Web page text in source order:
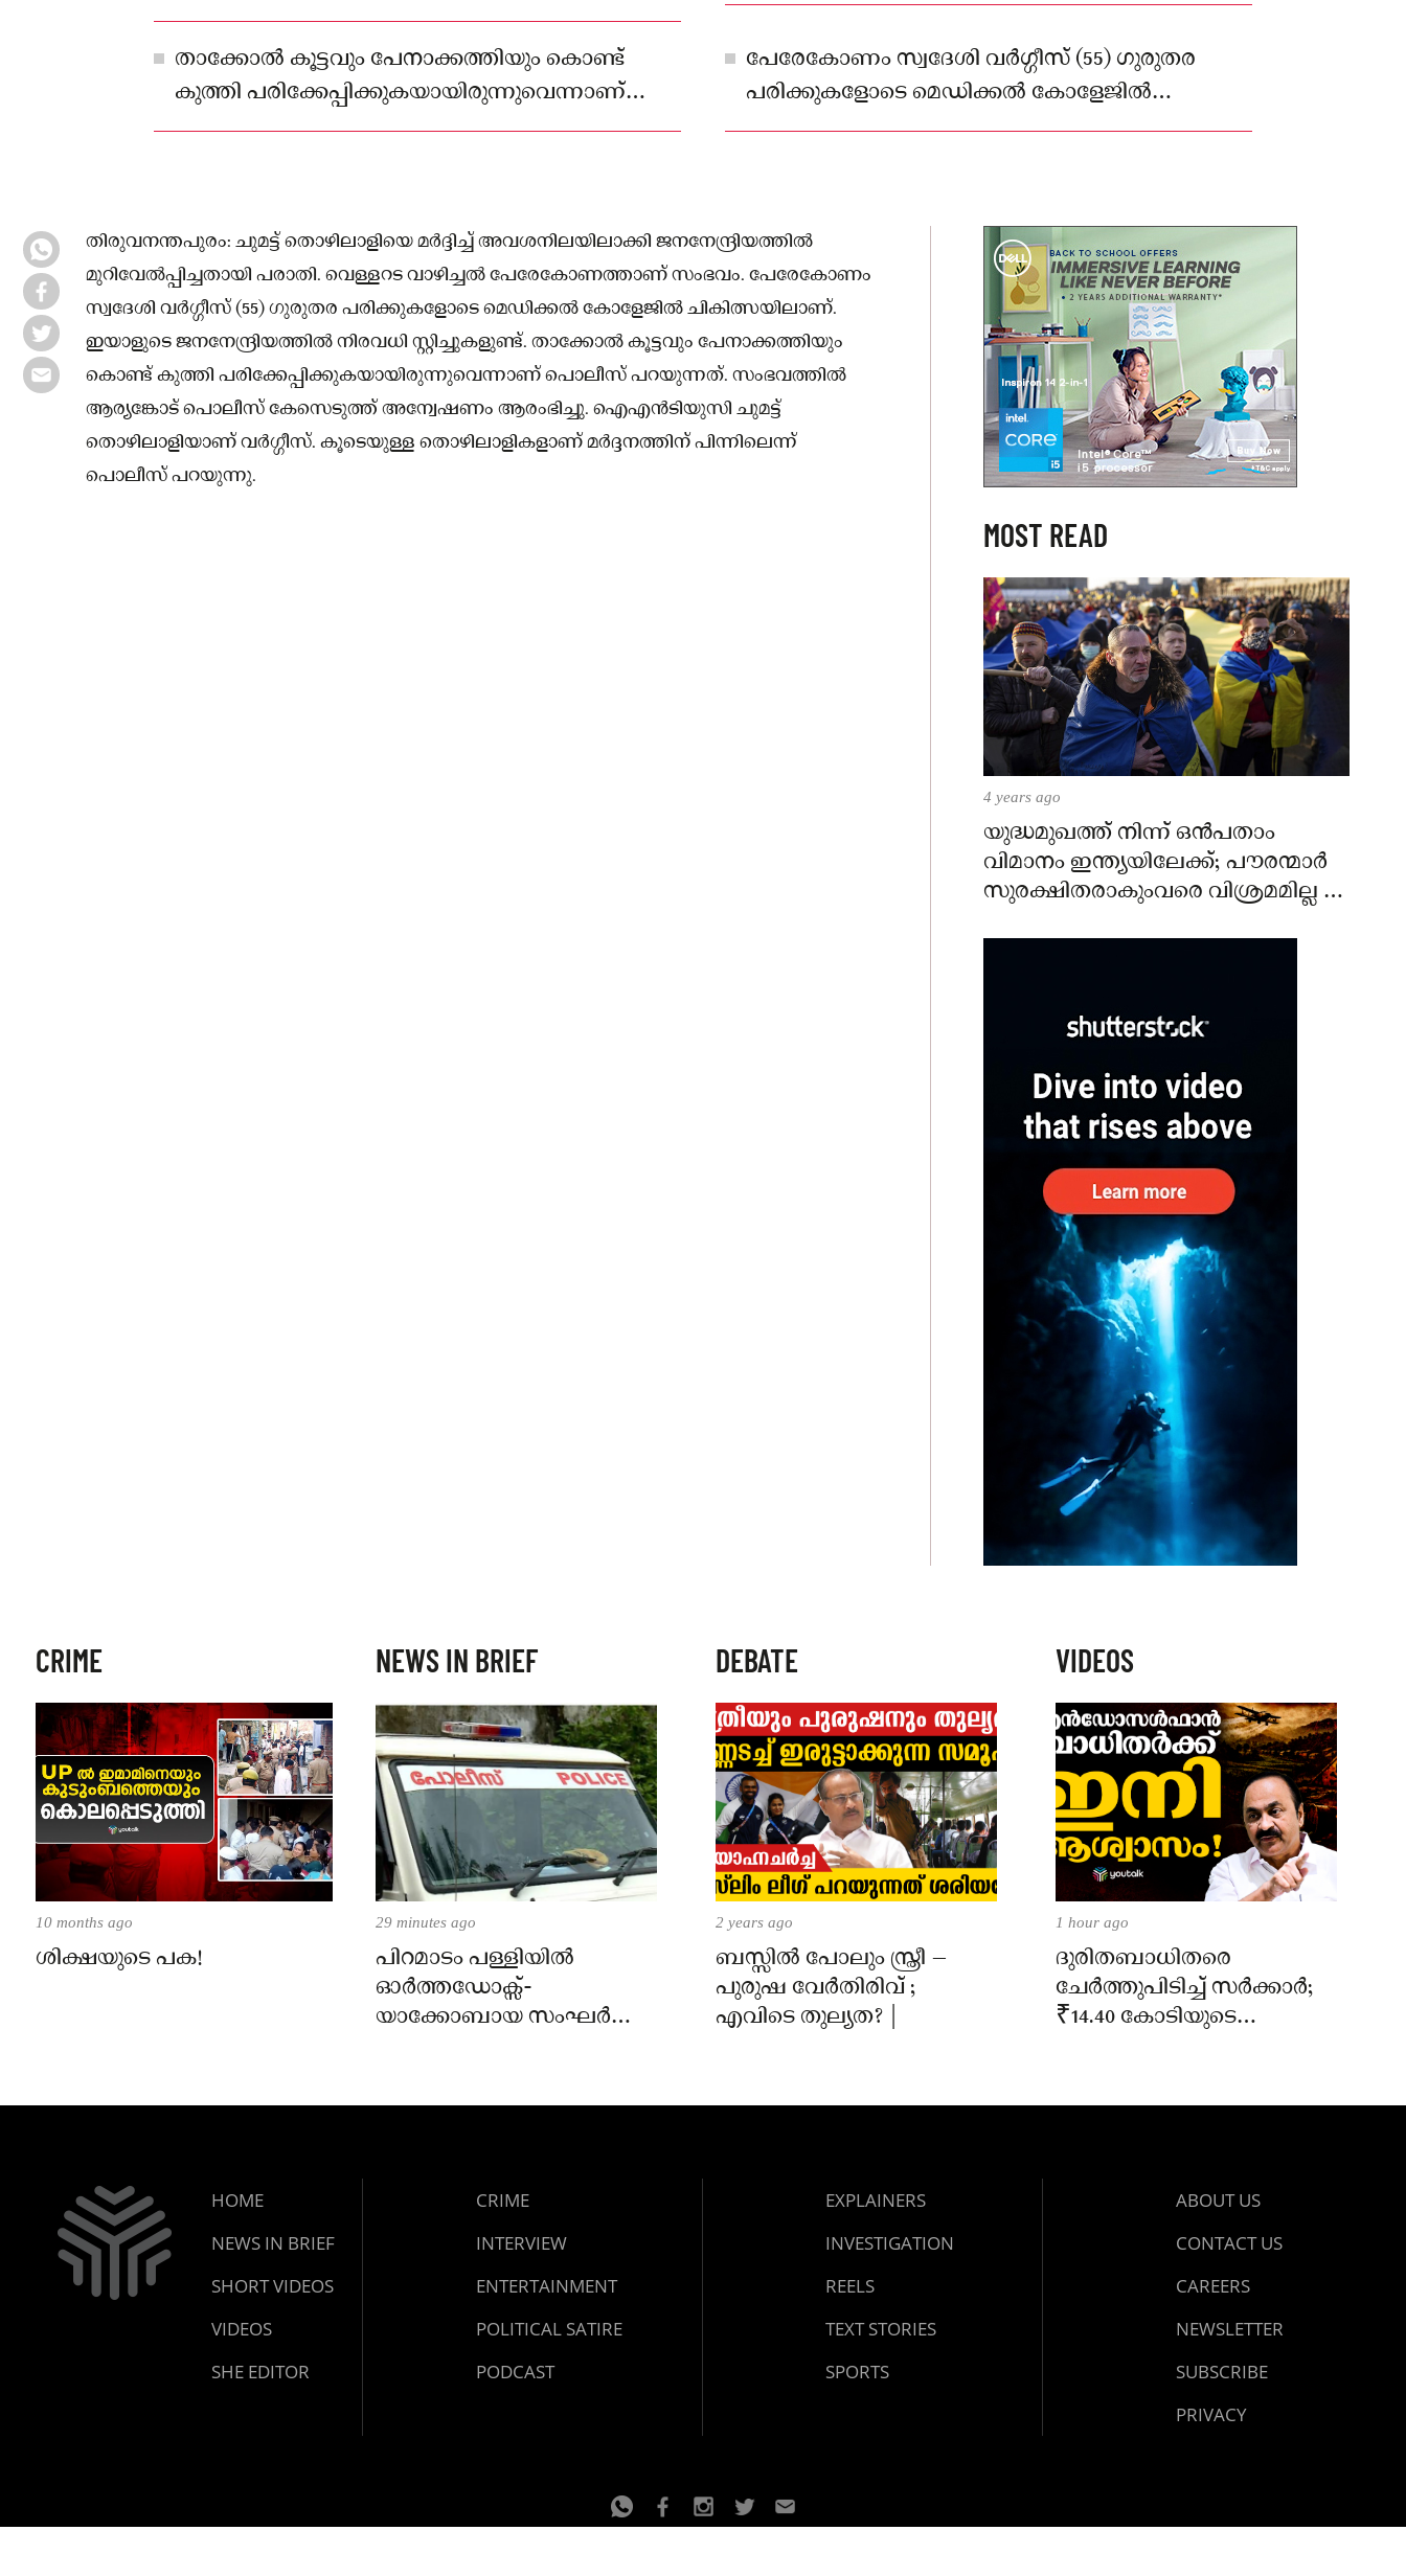
താക്കോൽ കൂട്ടവും പേനാക്കത്തിയും കൊണ്ട്
കുത്തി പരിക്കേപ്പിക്കുകയായിരുന്നുവെന്നാണ്
പൊലീസ് പറയുന്നത്
പേരേകോണം സ്വദേശി വർഗ്ഗീസ് (55) ‌ഗുരുതര
പരിക്കുകളോടെ മെഡിക്കൽ കോളേജിൽ
ചികിത്സയിലാണ്.
തിരുവനന്തപുരം: ചുമട്ട് തൊഴിലാളിയെ മർദ്ദിച്ച് അവശനിലയിലാക്കി ജനനേന്ദ്രിയത്തിൽ
മുറിവേൽപ്പിച്ചതായി പരാതി. വെള്ളറട വാഴിച്ചൽ പേരേകോണത്താണ് സംഭവം. പേരേകോണം
സ്വദേശി വർഗ്ഗീസ് (55) ‌ഗുരുതര പരിക്കുകളോടെ മെഡിക്കൽ കോളേജിൽ ചികിത്സയിലാണ്.
ഇയാളുടെ ജനനേന്ദ്രിയത്തിൽ നിരവധി സ്റ്റിച്ചുകളുണ്ട്. താക്കോൽ കൂട്ടവും പേനാക്കത്തിയും
കൊണ്ട് കുത്തി പരിക്കേപ്പിക്കുകയായിരുന്നുവെന്നാണ് പൊലീസ് പറയുന്നത്. സംഭവത്തിൽ
ആര്യങ്കോട് പൊലീസ് കേസെടുത്ത് അന്വേഷണം ആരംഭിച്ചു. ഐഎൻടിയുസി ചുമട്ട്
തൊഴിലാളിയാണ് വർഗ്ഗീസ്. കൂടെയുള്ള തൊഴിലാളികളാണ് മർദ്ദനത്തിന് പിന്നിലെന്ന്
പൊലീസ് പറയുന്നു.
MOST READ
4 years ago
യുദ്ധമുഖത്ത് നിന്ന് ഒൻപതാം
വിമാനം ഇന്ത്യയിലേക്ക്; പൗരന്മാർ
സുരക്ഷിതരാകുംവരെ വിശ്രമമില്ല –
CRIME
10 months ago
ശിക്ഷയുടെ പക!
NEWS IN BRIEF
29 minutes ago
പിറമാടം പള്ളിയിൽ
ഓർത്തഡോക്സ്-
യാക്കോബായ സംഘർഷം;
DEBATE
2 years ago
ബസ്സിൽ പോലും സ്ത്രീ –
പുരുഷ വേർതിരിവ് ;
എവിടെ തുല്യത? |
VIDEOS
1 hour ago
ദുരിതബാധിതരെ
ചേർത്തുപിടിച്ച് സർക്കാർ;
₹14.40 കോടിയുടെ
HOME
NEWS IN BRIEF
SHORT VIDEOS
VIDEOS
SHE EDITOR
CRIME
INTERVIEW
ENTERTAINMENT
POLITICAL SATIRE
PODCAST
EXPLAINERS
INVESTIGATION
REELS
TEXT STORIES
SPORTS
ABOUT US
CONTACT US
CAREERS
NEWSLETTER
SUBSCRIBE
PRIVACY